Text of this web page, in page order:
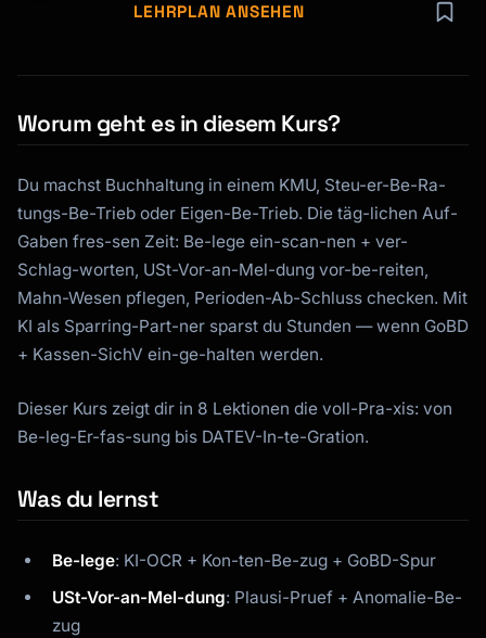
LEHRPLAN ANSEHEN
Worum geht es in diesem Kurs?
Du machst Buchhaltung in einem KMU, Steu-er-Be-Ra-
tungs-Be-Trieb oder Eigen-Be-Trieb. Die täg-lichen Auf-
Gaben fres-sen Zeit: Be-lege ein-scan-nen + ver-
Schlag-worten, USt-Vor-an-Mel-dung vor-be-reiten,
Mahn-Wesen pflegen, Perioden-Ab-Schluss checken. Mit
KI als Sparring-Part-ner sparst du Stunden — wenn GoBD
+ Kassen-SichV ein-ge-halten werden.
Dieser Kurs zeigt dir in 8 Lektionen die voll-Pra-xis: von
Be-leg-Er-fas-sung bis DATEV-In-te-Gration.
Was du lernst
Be-lege: KI-OCR + Kon-ten-Be-zug + GoBD-Spur
USt-Vor-an-Mel-dung: Plausi-Pruef + Anomalie-Be-
zug